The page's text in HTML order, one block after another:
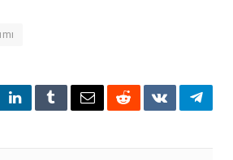
LinkedInTumblrEmailRedditVKontakte